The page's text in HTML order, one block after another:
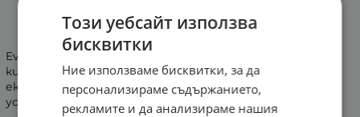
МОКРИ КЪРПИ ЕВЕНТ ИНТИМНИ С
АЛОЕ ВЕРА * 15
Event влажни кърпички за интимна хигиена с млечна
киселина за поддържане на естествения баланс и
екстракт от алое вера за хидратиращо и
успокояващо действие.
Този уебсайт използва
бисквитки
Ние използваме бисквитки, за да
персонализираме съдържанието,
рекламите и да анализираме нашия